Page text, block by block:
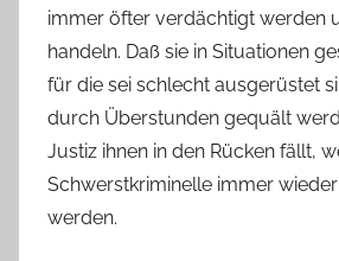
immer öfter verdächtigt werden
handeln. Daß sie in Situationen
für die sei schlecht ausgerüstet
durch Überstunden gequält
Justiz ihnen in den Rücken fällt,
Schwerstkriminelle immer
werden.